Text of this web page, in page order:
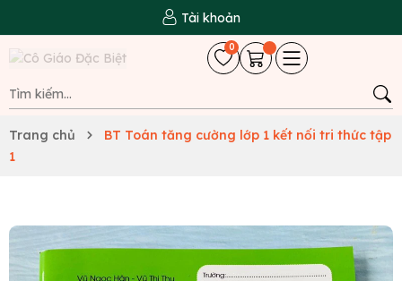
Tài khoản
0
Trang chủ
BT Toán tăng cường lớp 1 kết nối tri thức tập
1